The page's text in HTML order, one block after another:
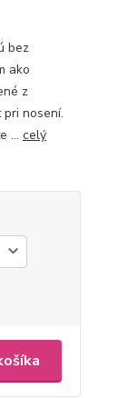
bez
ako
z
nosení.
... celý